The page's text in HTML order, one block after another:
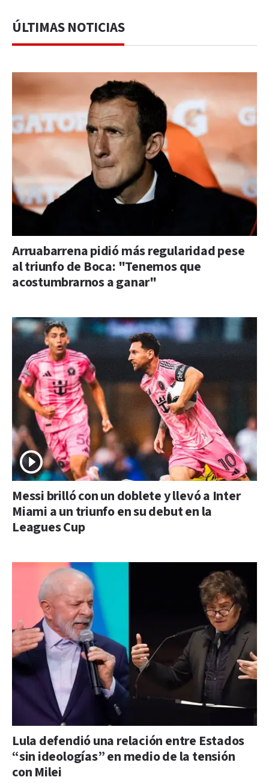
ÚLTIMAS NOTICIAS
Arruabarrena pidió más regularidad pese
al triunfo de Boca: "Tenemos que
acostumbrarnos a ganar"
Messi brilló con un doblete y llevó a Inter
Miami a un triunfo en su debut en la
Leagues Cup
Lula defendió una relación entre Estados
“sin ideologías” en medio de la tensión
con Milei